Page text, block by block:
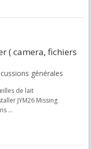
( camera, fichiers
générales
de lait
JYM26 Missing
...